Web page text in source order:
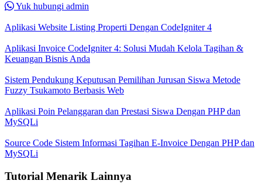
Yuk hubungi admin
Aplikasi Website Listing Properti Dengan CodeIgniter 4
Aplikasi Invoice CodeIgniter 4: Solusi Mudah Kelola Tagihan &
Keuangan Bisnis Anda
Sistem Pendukung Keputusan Pemilihan Jurusan Siswa Metode
Fuzzy Tsukamoto Berbasis Web
Aplikasi Poin Pelanggaran dan Prestasi Siswa Dengan PHP dan
MySQLi
Source Code Sistem Informasi Tagihan E-Invoice Dengan PHP dan
MySQLi
Tutorial Menarik Lainnya